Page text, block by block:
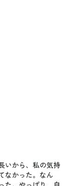
いから、私の気持
なかった。なん